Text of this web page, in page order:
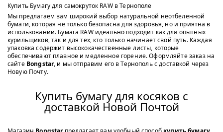
Купить Бумагу для самокруток RAW в Тернополе
Мы предлагаем вам широкий выбор натуральной неотбеленной
бумаги, которая не только безопасна для здоровья, но и приятна в
использовании. Бумага RAW идеально подходит как для опытных
курильщиков, так и для тех, кто только начинает свой путь. Каждая
упаковка содержит высококачественные листы, которые
обеспечивают плавное и медленное горение. Оформляйте заказ на
сайте Bongstar, и мы отправим его в Тернополь с доставкой через
Новую Почту.
Купить бумагу для косяков с
доставкой Новой Почтой